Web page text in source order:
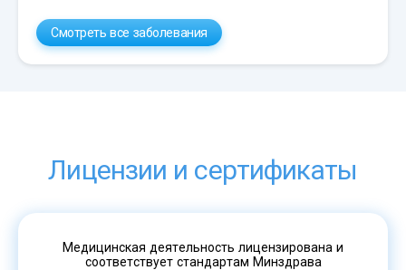
Смотреть все заболевания
Лицензии и сертификаты
Медицинская деятельность лицензирована и
соответствует стандартам Минздрава